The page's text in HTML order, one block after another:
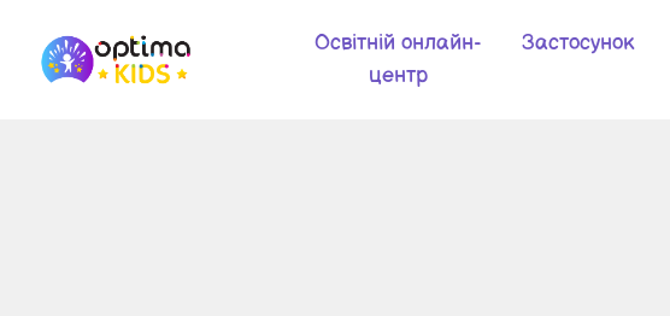
Освітній онлайн-
центр
Застосунок